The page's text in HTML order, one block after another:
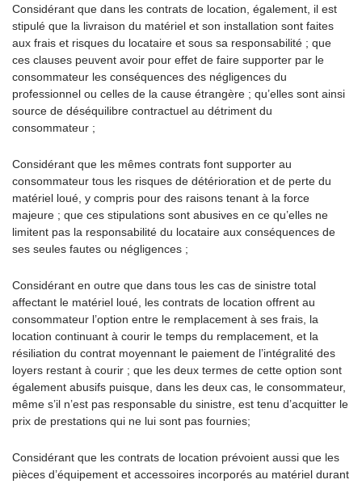
Considérant que dans les contrats de location, également, il est
stipulé que la livraison du matériel et son installation sont faites
aux frais et risques du locataire et sous sa responsabilité ; que
ces clauses peuvent avoir pour effet de faire supporter par le
consommateur les conséquences des négligences du
professionnel ou celles de la cause étrangère ; qu’elles sont ainsi
source de déséquilibre contractuel au détriment du
consommateur ;
Considérant que les mêmes contrats font supporter au
consommateur tous les risques de détérioration et de perte du
matériel loué, y compris pour des raisons tenant à la force
majeure ; que ces stipulations sont abusives en ce qu’elles ne
limitent pas la responsabilité du locataire aux conséquences de
ses seules fautes ou négligences ;
Considérant en outre que dans tous les cas de sinistre total
affectant le matériel loué, les contrats de location offrent au
consommateur l’option entre le remplacement à ses frais, la
location continuant à courir le temps du remplacement, et la
résiliation du contrat moyennant le paiement de l’intégralité des
loyers restant à courir ; que les deux termes de cette option sont
également abusifs puisque, dans les deux cas, le consommateur,
même s’il n’est pas responsable du sinistre, est tenu d’acquitter le
prix de prestations qui ne lui sont pas fournies;
Considérant que les contrats de location prévoient aussi que les
pièces d’équipement et accessoires incorporés au matériel durant